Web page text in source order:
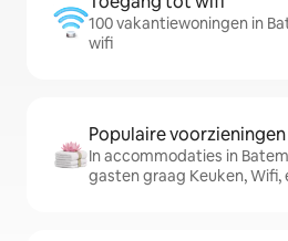
100 vakantiewoningen in
wifi
Populaire
In accommodaties in
gasten graag Keuken, Wifi,